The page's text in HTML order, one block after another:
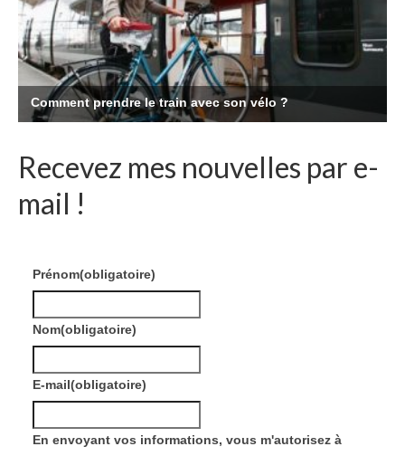
Recevez mes nouvelles par e-
mail !
Prénom(obligatoire)
Nom(obligatoire)
E-mail(obligatoire)
En envoyant vos informations, vous m'autorisez à